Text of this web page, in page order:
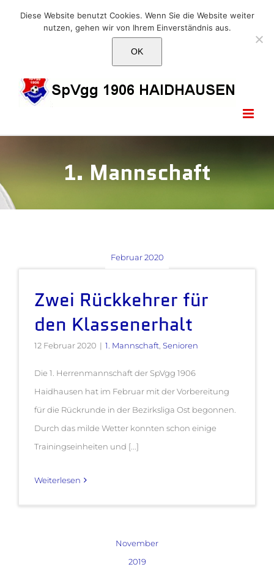
E-Mail: info@1906haidhausen.de
FacebookInstagram
E-
1. Mannschaft
Februar 2020
Zwei Rückkehrer für
den Klassenerhalt
12 Februar 2020 | 1. Mannschaft, Senioren
Die 1. Herrenmannschaft der SpVgg 1906
Haidhausen hat im Februar mit der Vorbereitung
für die Rückrunde in der Bezirksliga Ost begonnen.
Durch das milde Wetter konnten schon einige
Trainingseinheiten und [...]
Weiterlesen
November
2019
Diese Website benutzt Cookies. Wenn Sie die Website weiter
nutzen, gehen wir von Ihrem Einverständnis aus.
OK